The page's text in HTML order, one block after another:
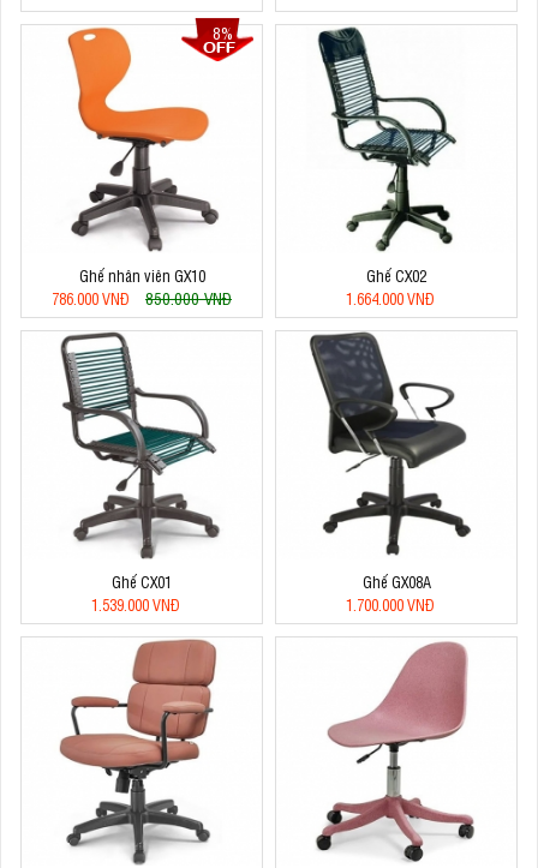
8%
Ghế nhân viên GX10
786.000 VNĐ
850.000 VNĐ
Ghế CX02
1.664.000 VNĐ
Ghế CX01
1.539.000 VNĐ
Ghế GX08A
1.700.000 VNĐ